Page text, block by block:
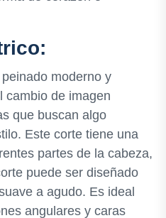
moderno y
cambio de imagen
que buscan algo
Este corte tiene una
partes de la cabeza,
puede ser diseñado
a agudo. Es ideal
angulares y caras